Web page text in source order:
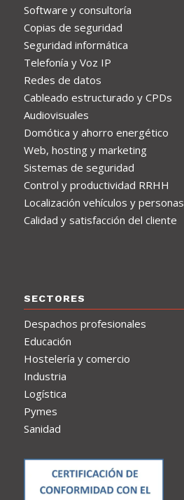
Software y consultoría
Copias de seguridad
Seguridad informática
Telefonía y Voz IP
Redes de datos
Cableado estructurado y CPDs
Audiovisuales
Domótica y ahorro energético
Web, hosting y marketing
Sistemas de seguridad
Control y productividad RRHH
Localización vehículos y personas
Calidad y satisfacción del cliente
SECTORES
Despachos profesionales
Educación
Hostelería y comercio
Industria
Logística
Pymes
Sanidad